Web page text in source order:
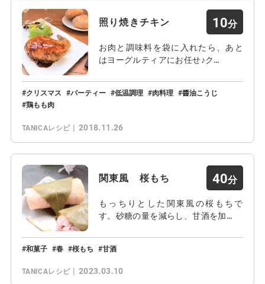
照り焼きチキン 10
お肉と調味料を袋に入れたら、あと
はヨーグルティアにお任せ♪ク…
クリスマス パーティー 低温調理 肉料理
醬油こうじ
鶏もも肉
TANICAレシピ 2018.11.26
関東風 桜もち 40
もっちりとした関東風の桜もちで
す。砂糖の量を減らし、甘酒を加…
和菓子 春 桜もち 甘酒
TANICAレシピ 2023.03.10